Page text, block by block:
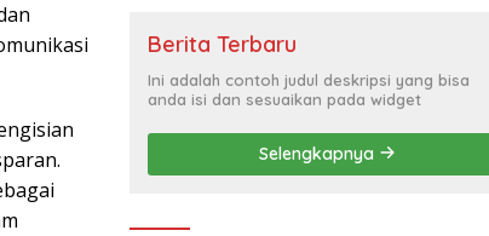
Berita Terbaru
Ini adalah contoh judul deskripsi yang bisa
anda isi dan sesuaikan pada widget
Selengkapnya